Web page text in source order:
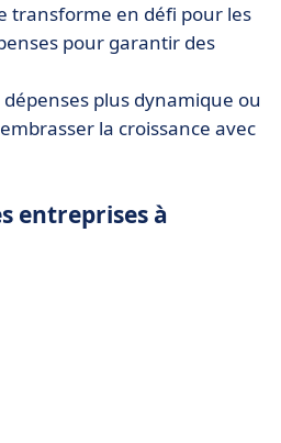
transforme en défi pour les
pour garantir des
plus dynamique ou
la croissance avec
entreprises à